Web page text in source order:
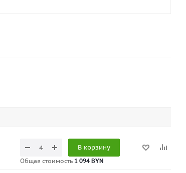
В корзину
Общая стоимость 1 094 BYN